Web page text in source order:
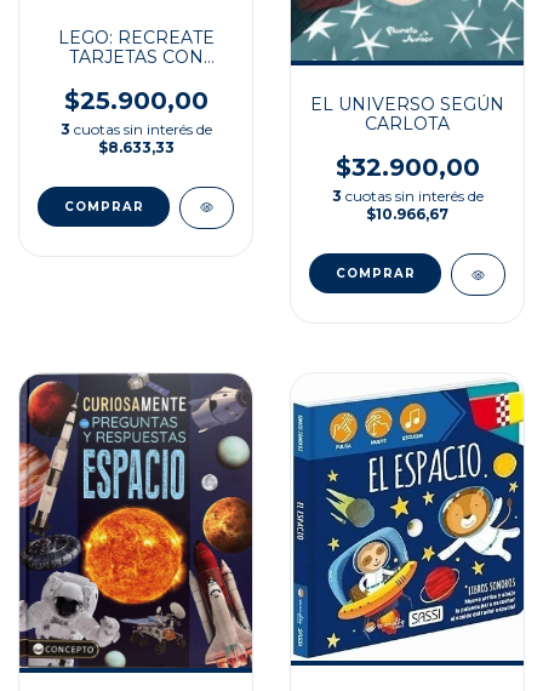
LEGO: RECREATE
TARJETAS CON
$25.900,00
3 cuotas sin interés de
$8.633,33
EL UNIVERSO SEGÚN
CARLOTA
$32.900,00
3 cuotas sin interés de
$10.966,67